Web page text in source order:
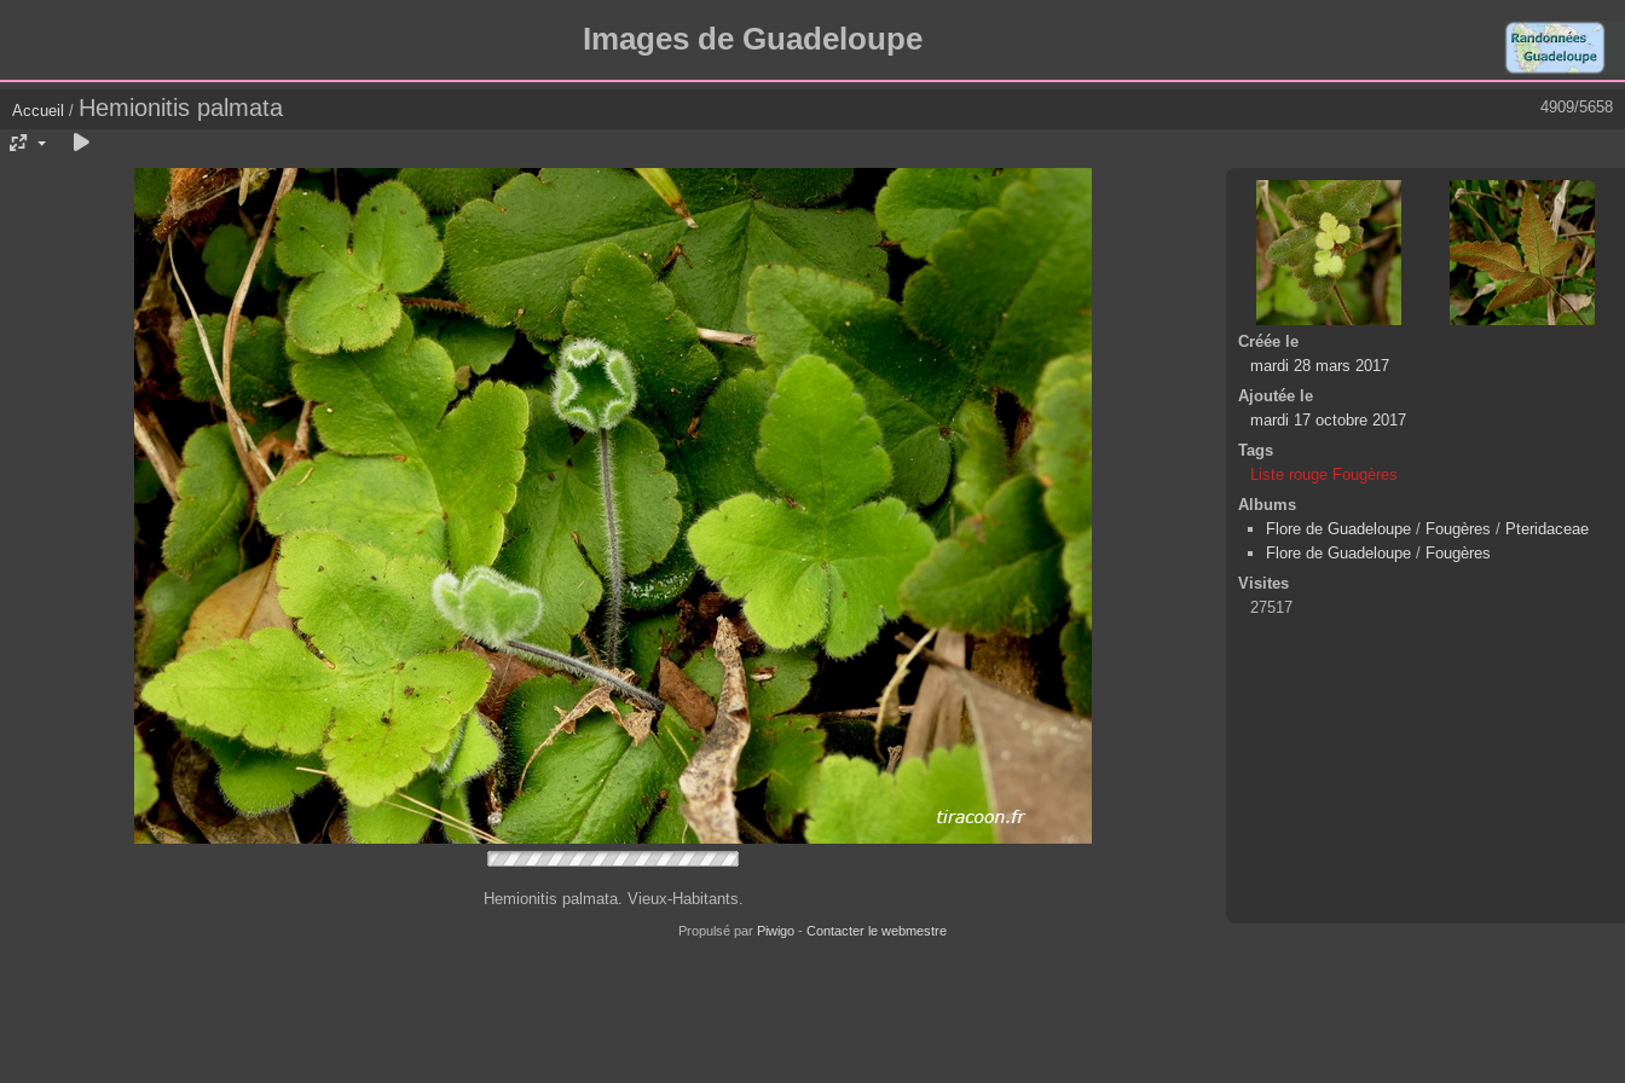
Images de Guadeloupe
4909/5658
Accueil / Hemionitis palmata
Hemionitis palmata. Vieux-Habitants.
Créée le
mardi 28 mars 2017
Ajoutée le
mardi 17 octobre 2017
Tags
Liste rouge Fougères
Albums
Flore de Guadeloupe / Fougères / Pteridaceae
Flore de Guadeloupe / Fougères
Visites
27517
Propulsé par Piwigo - Contacter le webmestre